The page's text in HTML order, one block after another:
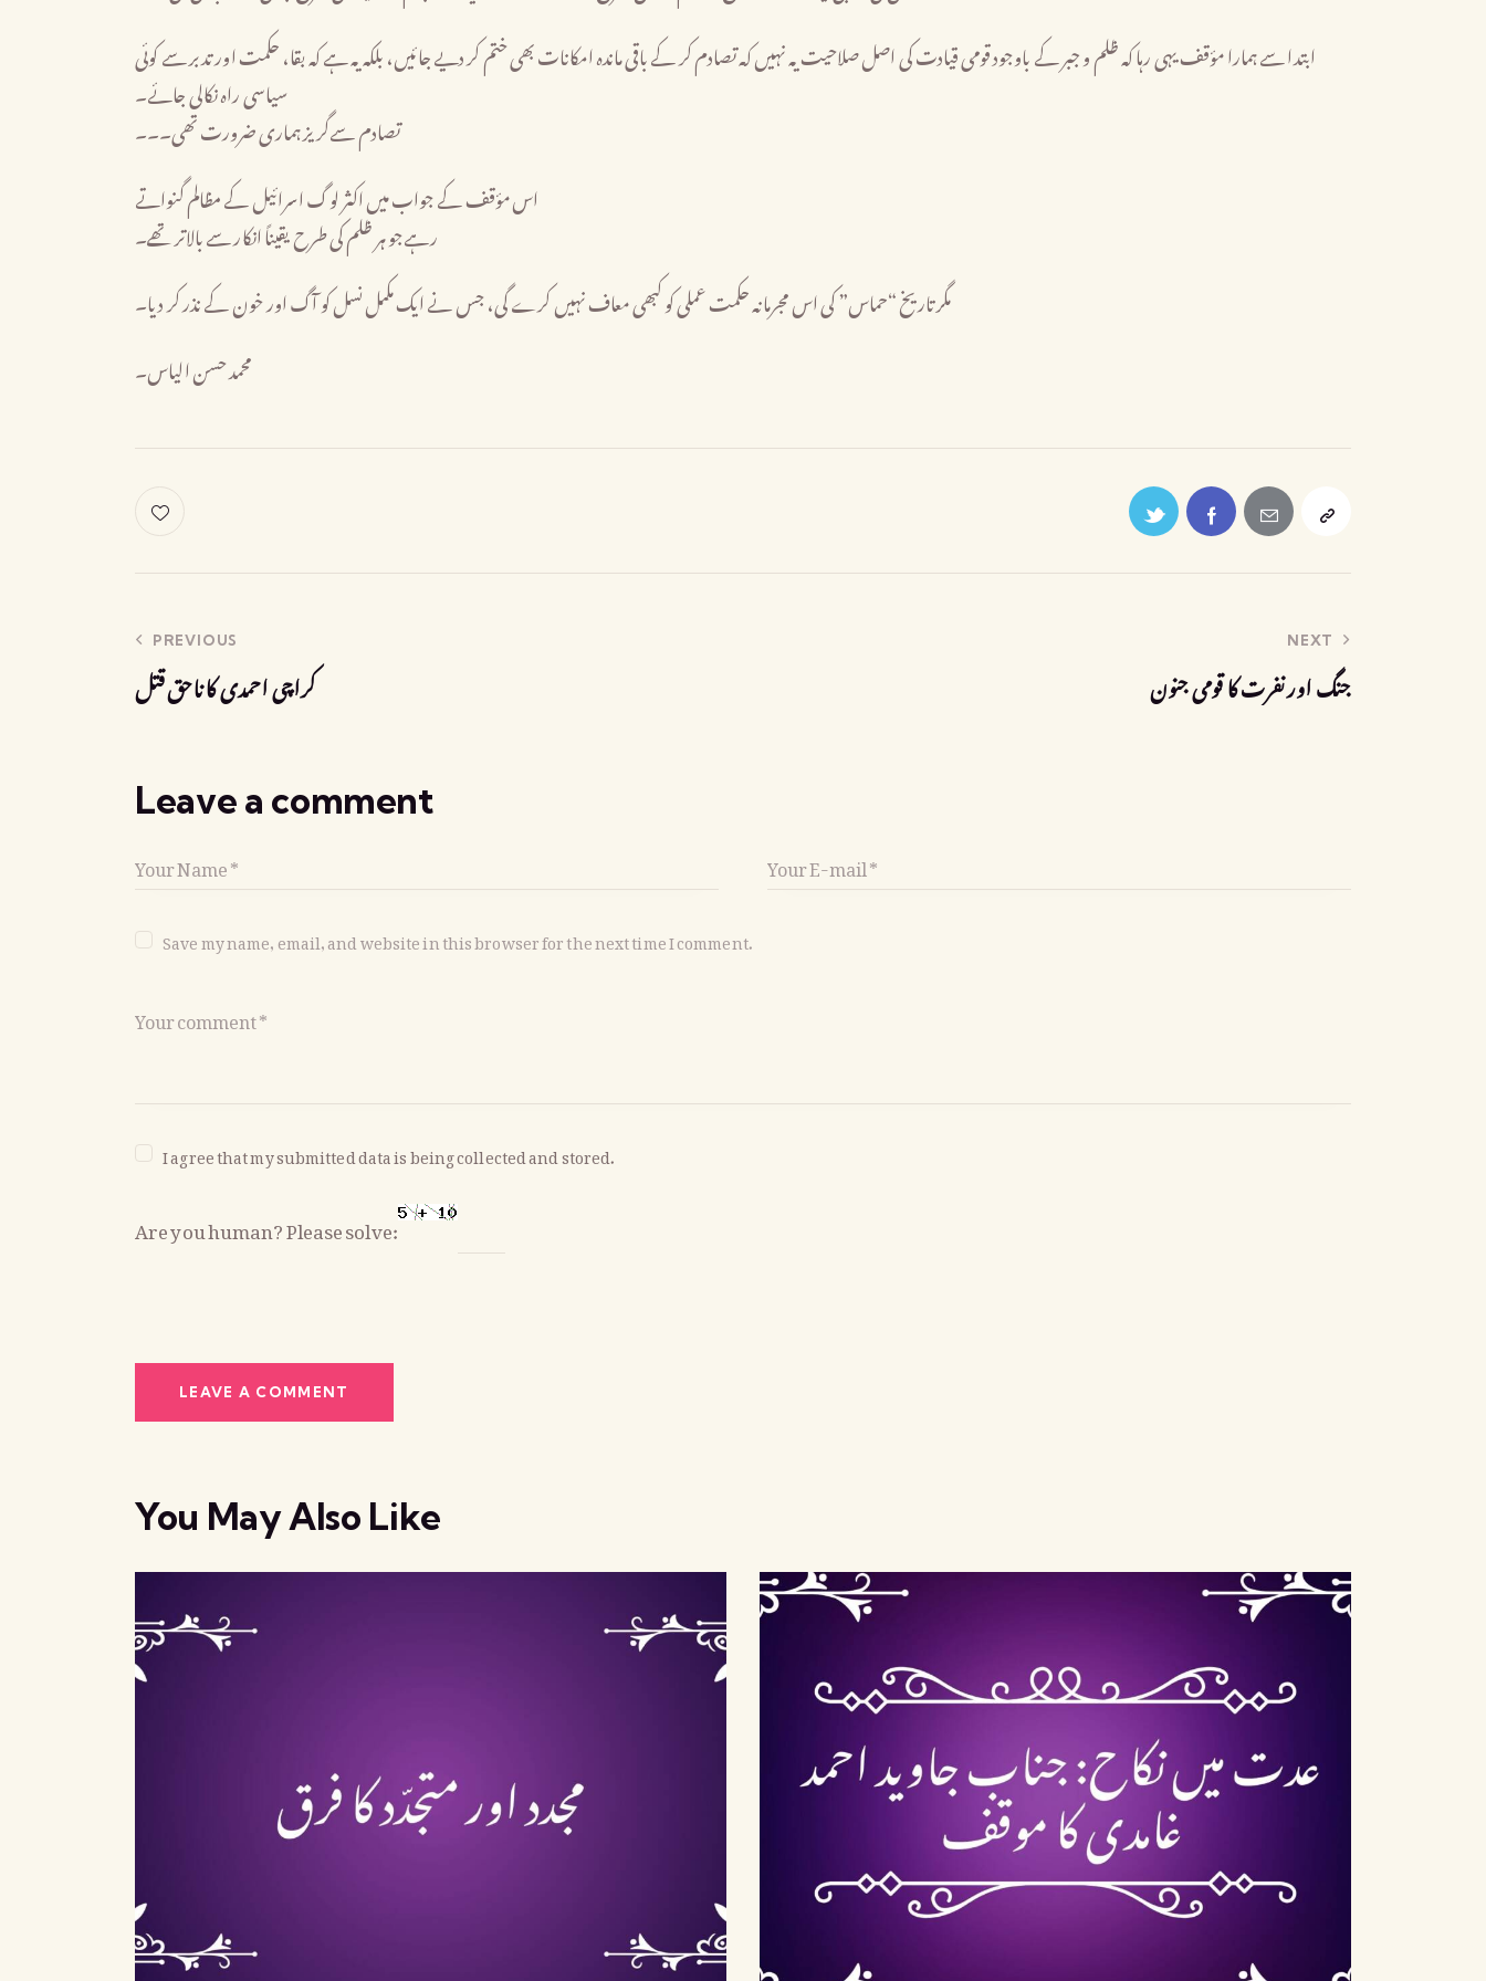
ابتدا سے ہمارا مؤقف یہی رہا کہ ظلم و جبر کے باوجود قومی قیادت کی اصل صلاحیت یہ نہیں کہ تصادم کر کے باقی ماندہ امکانات بھی ختم کر دیے جائیں، بلکہ یہ ہے کہ بقا، حکمت اور تدبر سے کوئی
سیاسی راہ نکالی جائے۔
تصادم سےگریز ہماری ضرورت تھی۔۔۔
اس مؤقف کے جواب میں اکثر لوگ اسرائیل کے مظالم گنواتے
رہےجو ہر ظلم کی طرح یقیناً انکار سے بالاتر تھے۔
مگر تاریخ “حماس” کی اس مجرمانہ حکمت عملی کو کبھی معاف نہیں کرے گی، جس نے ایک مکمل نسل کو آگ اور خون کے نذر کر دیا۔
محمد حسن الیاس۔
PREVIOUS
کراچی احمدی کا ناحق قتل
NEXT
جنگ اور نفرت کا قومی جنون
Leave a comment
Save my name, email, and website in this browser for the next time I comment.
I agree that my submitted data is being collected and stored.
Are you human? Please solve:
You May Also Like